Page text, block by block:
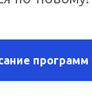
программ